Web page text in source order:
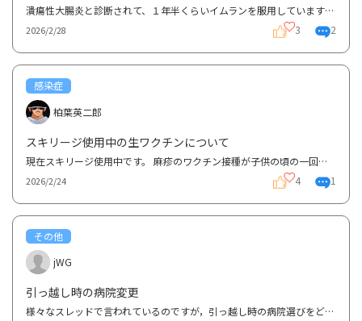
潰瘍性大腸炎と診断されて、１年半くらいイムランを服用していますが、どんどんシミが増えたり目立った...
2026/2/28 3 2
感染症
柏葉英二郎
スキリージ使用中の生ワクチンについて
現在スキリージ使用中です。 麻疹のワクチン接種が子供の頃の一回のみなので、予防のためにも二回目の...
2026/2/24 4 1
その他
jWG
引っ越し時の病院変更
様々なスレッドで言われているのですが，引っ越し時の病院選びをどこに相談したらいいのかわからず書き...